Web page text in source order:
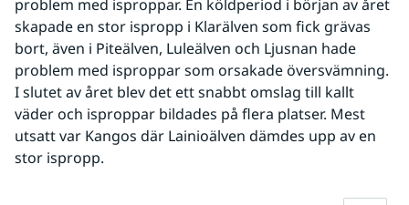
problem med isproppar. En köldperiod i början av året
skapade en stor ispropp i Klarälven som fick grävas
bort, även i Piteälven, Luleälven och Ljusnan hade
problem med isproppar som orsakade översvämning.
I slutet av året blev det ett snabbt omslag till kallt
väder och isproppar bildades på flera platser. Mest
utsatt var Kangos där Lainioälven dämdes upp av en
stor ispropp.